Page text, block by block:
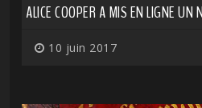
ALICE COOPER A MIS EN LIGNE UN
10 juin 2017